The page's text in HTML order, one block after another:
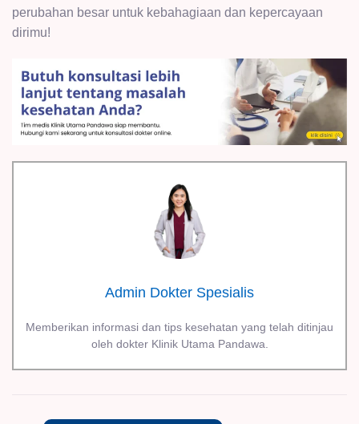
perubahan besar untuk kebahagiaan dan kepercayaan
dirimu!
Admin Dokter Spesialis
Memberikan informasi dan tips kesehatan yang telah ditinjau
oleh dokter Klinik Utama Pandawa.